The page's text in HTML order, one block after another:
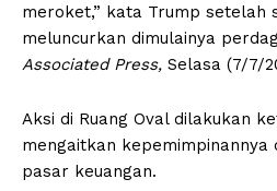
meroket,” kata Trump setelah
meluncurkan dimulainya
Associated Press, Selasa (7/7/
Aksi di Ruang Oval dilakukan
mengaitkan kepemimpinannya
pasar keuangan.